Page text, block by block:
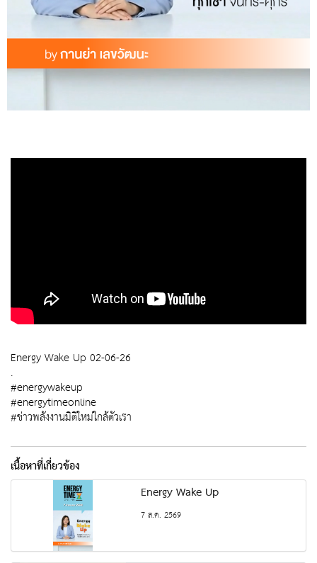
Energy Wake Up 02-06-26
.
#energywakeup
#energytimeonline
#ข่าวพลังงานมิติใหม่ใกล้ตัวเรา
เนื้อหาที่เกี่ยวข้อง
Energy Wake Up
7 ส.ค. 2569